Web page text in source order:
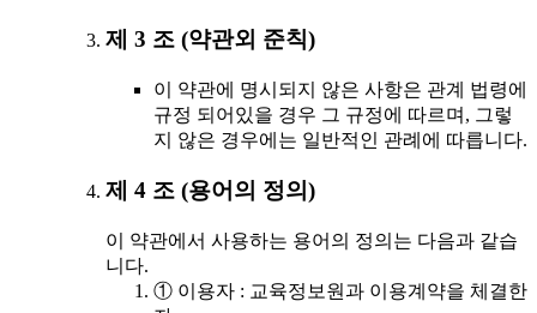
제 3 조 (약관외 준칙)
이 약관에 명시되지 않은 사항은 관계 법령에
규정 되어있을 경우 그 규정에 따르며, 그렇
지 않은 경우에는 일반적인 관례에 따릅니다.
제 4 조 (용어의 정의)
이 약관에서 사용하는 용어의 정의는 다음과 같습
니다.
① 이용자 : 교육정보원과 이용계약을 체결한